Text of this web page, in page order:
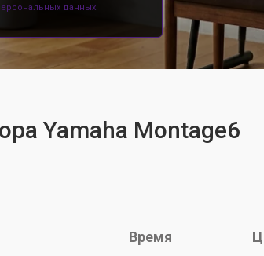
данных.
Yamaha Montage6
Время